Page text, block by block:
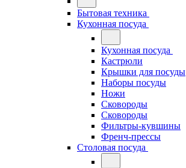
Бытовая техника
Кухонная посуда
Кухонная посуда
Кастрюли
Крышки для посуды
Наборы посуды
Ножи
Сковороды
Сковороды
Фильтры-кувшины
Френч-прессы
Столовая посуда